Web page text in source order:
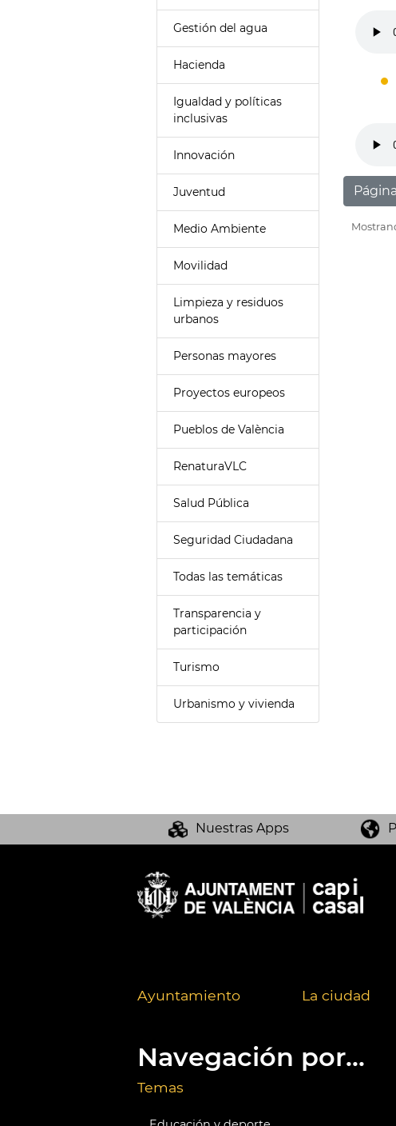
Gestión del agua
Hacienda
Igualdad y políticas
inclusivas
Innovación
Juventud
Medio Ambiente
Movilidad
Limpieza y residuos
urbanos
Personas mayores
Proyectos europeos
Pueblos de València
RenaturaVLC
Salud Pública
Seguridad Ciudadana
Todas las temáticas
Transparencia y
participación
Turismo
Urbanismo y vivienda
Nuestras Apps
Ayuntamiento La ciudad
Navegación por...
Temas